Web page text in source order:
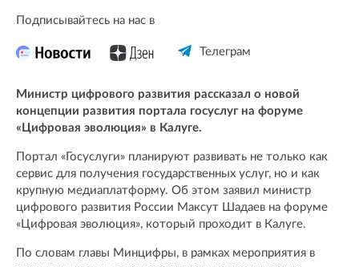
Подписывайтесь на нас в
Телеграм
Министр цифрового развития рассказал о новой
концепции развития портала госуслуг на форуме
«Цифровая эволюция» в Калуге.
Портал «Госуслуги» планируют развивать не только как
сервис для получения государственных услуг, но и как
крупную медиаплатформу. Об этом заявил министр
цифрового развития России Максут Шадаев на форуме
«Цифровая эволюция», который проходит в Калуге.
По словам главы Минцифры, в рамках мероприятия в